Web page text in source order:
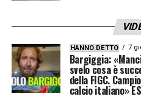
HANNO DETTO 7
Bargiggia:
svelo cosa è
della FIGC.
calcio italiano»